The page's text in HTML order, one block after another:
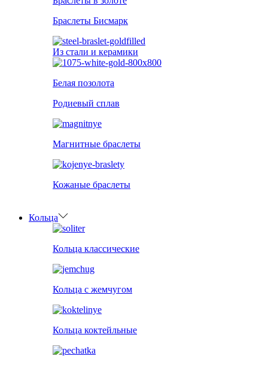
Браслеты Бисмарк
Из стали и керамики
Белая позолота
Родиевый сплав
Магнитные браслеты
Кожаные браслеты
Кольца
Кольца классические
Кольца с жемчугом
Кольца коктейльные